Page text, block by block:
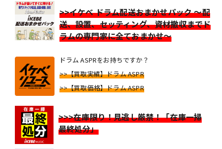
>>イケベ ドラム配送おまかせパック ～配
送、設置、セッティング、資材撤収までド
ラムの専門家に全ておまかせ～
ドラム ASPRをお持ちですか？
>>【買取実績】ドラム ASPR
>>【買取価格】ドラム ASPR
>>>在庫限り！見逃し厳禁！「在庫一掃
最終処分」